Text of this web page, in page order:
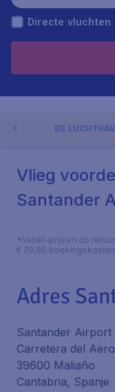
Directe vluchten
DE
Vlieg
Santander
*Vanaf-prijzen op
€ 29,90
Adres
Santander Airport
Carretera del
39600 Maliaño
Cantabria, Spanje